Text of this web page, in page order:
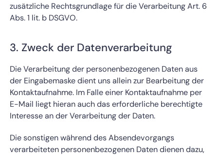
zusätzliche Rechtsgrundlage für die Verarbeitung Art. 6
Abs. 1 lit. b DSGVO.
3. Zweck der Datenverarbeitung
Die Verarbeitung der personenbezogenen Daten aus
der Eingabemaske dient uns allein zur Bearbeitung der
Kontaktaufnahme. Im Falle einer Kontaktaufnahme per
E-Mail liegt hieran auch das erforderliche berechtigte
Interesse an der Verarbeitung der Daten.
Die sonstigen während des Absendevorgangs
verarbeiteten personenbezogenen Daten dienen dazu,